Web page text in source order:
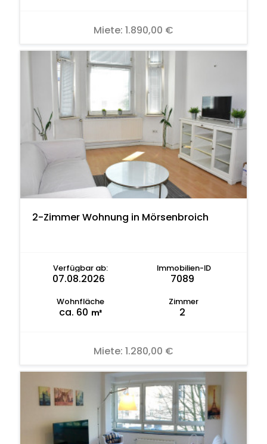
Miete: 1.890,00 €
2-Zimmer Wohnung in Mörsenbroich
Verfügbar ab:
07.08.2026
Immobilien-ID
7089
Wohnfläche
ca. 60 m²
Zimmer
2
Miete: 1.280,00 €